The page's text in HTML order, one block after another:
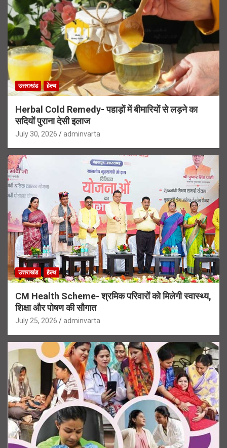
उत्तराखंड हेल्थ
Herbal Cold Remedy- पहाड़ों में बीमारियों से लड़ने का
सदियों पुराना देसी इलाज
July 30, 2026 adminvarta
उत्तराखंड हेल्थ
CM Health Scheme- श्रमिक परिवारों को मिलेगी स्वास्थ्य,
शिक्षा और पोषण की सौगात
July 25, 2026 adminvarta